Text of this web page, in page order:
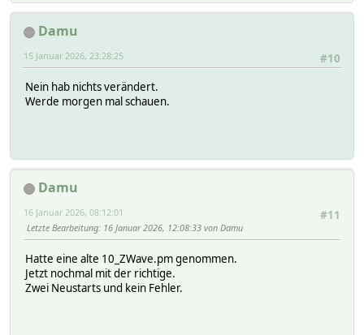
Damu
#10
15 Januar 2026, 23:28:25
Nein hab nichts verändert.
Werde morgen mal schauen.
Damu
#11
16 Januar 2026, 08:12:01
Letzte Bearbeitung: 16 Januar 2026, 12:08:33 von Damu
Hatte eine alte 10_ZWave.pm genommen.
Jetzt nochmal mit der richtige.
Zwei Neustarts und kein Fehler.